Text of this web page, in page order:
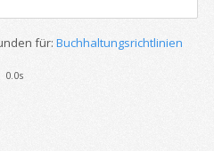
für: Buchhaltungsrichtlinien
0.0s